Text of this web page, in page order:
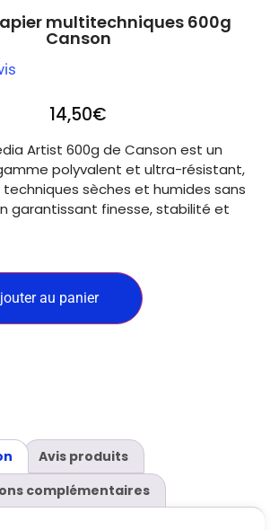
multitechniques 600g
Canson
14,50€
Artist 600g de Canson est un
polyvalent et ultra-résistant,
sèches et humides sans
garantissant finesse, stabilité et
au panier
Avis produits
complémentaires